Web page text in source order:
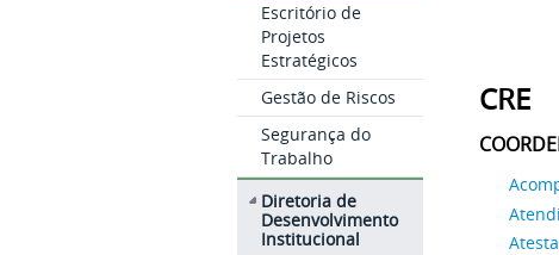
Escritório de
Projetos
Estratégicos
Gestão de Riscos
Segurança do
Trabalho
Diretoria de
Desenvolvimento
Institucional
CRE